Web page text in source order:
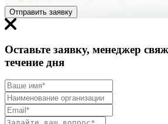
Отправить заявку
Оставьте заявку, менеджер
течение дня